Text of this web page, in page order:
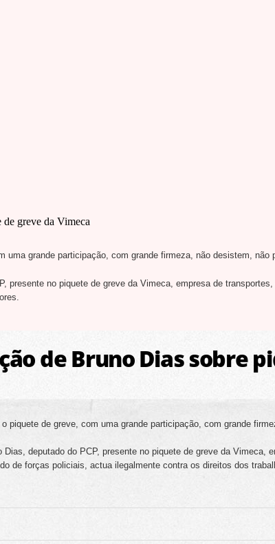
greve da Vimeca
uma grande participação, com grande firmeza, não desistem, não
presente no piquete de greve da Vimeca, empresa de
de Bruno Dias sobre
piquete de greve, com uma grande participação, com grande
Dias, deputado do PCP, presente no piquete de greve da Vimeca,
de forças policiais, actua ilegalmente contra os direitos dos